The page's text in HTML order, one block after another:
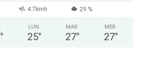
4.7kmh 29 %
°
LUN
25°
MAR
27°
MER
27°